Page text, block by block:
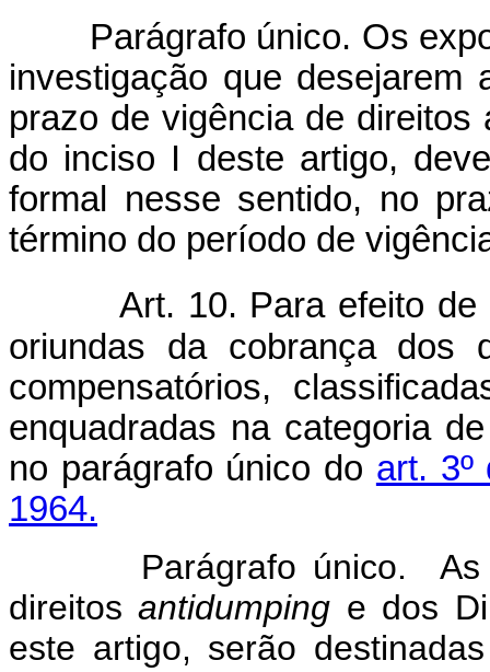
Parágrafo único. Os
investigação que
prazo de vigência de direitos
do inciso I deste artigo,
formal nesse sentido, no
término do período de
Art. 10. Para efeito
oriundas da cobrança dos
compensatórios,
enquadradas na categoria
no parágrafo único do art. 3º
1964.
Parágrafo único.
direitosantidumping e dos
este artigo, serão